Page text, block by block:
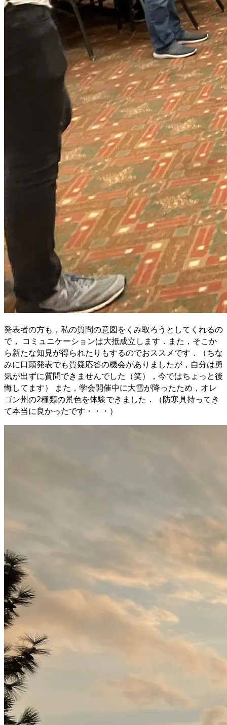
発表者の方も，私の質問の意図をくみ取ろうとしてくれるの
で， コミュニケーションは大抵成立します．また，そこか
ら新たな知見が得られたりもするのでおススメです．（ちな
みに口頭発表でも質疑応答の機会がありましたが，自分は勇
気が出ずに質問できませんでした（笑），今ではちょっと後
悔してます） また，学会開催中に大雪が降ったため，オレ
ゴン州の2種類の景色を体験できました．（防寒具持ってき
て本当に良かったです・・・）